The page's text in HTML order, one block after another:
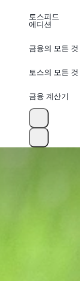
토스피드
에디션
금융의 모든 것
토스의 모든 것
금융 계산기